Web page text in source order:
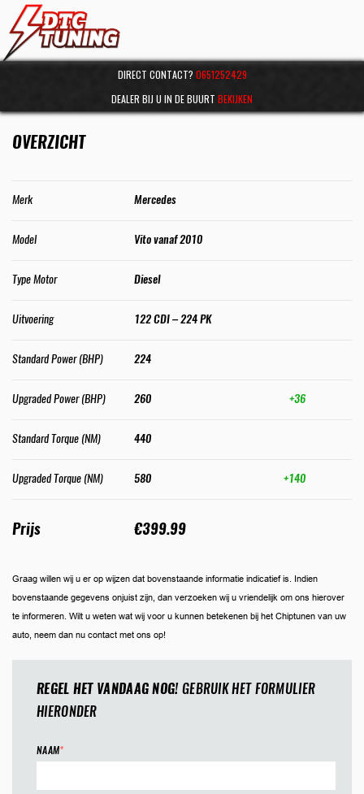
DIRECT CONTACT? 0651252429
DEALER BIJ U IN DE BUURT BEKIJKEN
OVERZICHT
Merk Mercedes
Model Vito vanaf 2010
Type Motor Diesel
Uitvoering 122 CDI – 224 PK
Standard Power (BHP) 224
Upgraded Power (BHP) 260 +36
Standard Torque (NM) 440
Upgraded Torque (NM) 580 +140
Prijs €399.99
Graag willen wij u er op wijzen dat bovenstaande informatie indicatief is. Indien
bovenstaande gegevens onjuist zijn, dan verzoeken wij u vriendelijk om ons hierover
te informeren. Wilt u weten wat wij voor u kunnen betekenen bij het Chiptunen van uw
auto, neem dan nu contact met ons op!
REGEL HET VANDAAG NOG!GEBRUIK HET FORMULIER
HIERONDER
NAAM*